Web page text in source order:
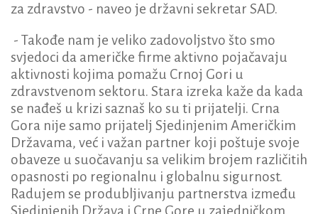
za zdravstvo - naveo je državni sekretar SAD.
- Takođe nam je veliko zadovoljstvo što smo
svjedoci da američke firme aktivno pojačavaju
aktivnosti kojima pomažu Crnoj Gori u
zdravstvenom sektoru. Stara izreka kaže da kada
se nađeš u krizi saznaš ko su ti prijatelji. Crna
Gora nije samo prijatelj Sjedinjenim Američkim
Državama, već i važan partner koji poštuje svoje
obaveze u suočavanju sa velikim brojem različitih
opasnosti po regionalnu i globalnu sigurnost.
Radujem se produbljivanju partnerstva između
Sjedinjenih Država i Crne Gore u zajedničkom